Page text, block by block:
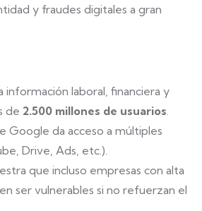
y fraudes digitales a gran
información laboral, financiera y
de 2.500 millones de usuarios.
Google da acceso a múltiples
Drive, Ads, etc.).
que incluso empresas con alta
ser vulnerables si no refuerzan el